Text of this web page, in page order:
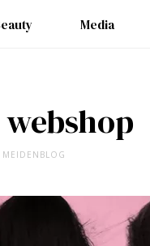
Media